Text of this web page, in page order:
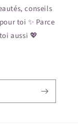
conseils
toi ✨ Parce
aussi 💖